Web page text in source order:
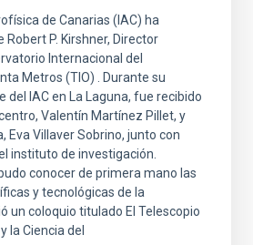
de Canarias (IAC) ha
Robert P. Kirshner, Director
Internacional del
Metros (TIO) . Durante su
del IAC en La Laguna, fue recibido
Valentín Martínez Pillet, y
Eva Villaver Sobrino, junto con
instituto de investigación.
conocer de primera mano las
y tecnológicas de la
un coloquio titulado El Telescopio
la Ciencia del